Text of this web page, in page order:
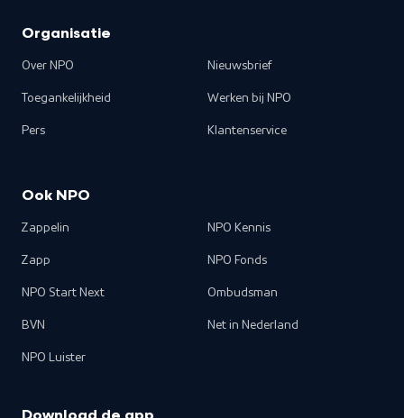
Organisatie
Over NPO
Toegankelijkheid
Pers
Nieuwsbrief
Werken bij NPO
Klantenservice
Ook NPO
Zappelin
Zapp
NPO Start Next
BVN
NPO Luister
NPO Kennis
NPO Fonds
Ombudsman
Net in Nederland